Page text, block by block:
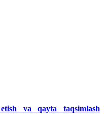
va qayta taqsimlash